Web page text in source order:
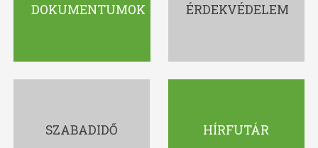
DOKUMENTUMOK ÉRDEKVÉDELEM
SZABADIDŐ HÍRFUTÁR